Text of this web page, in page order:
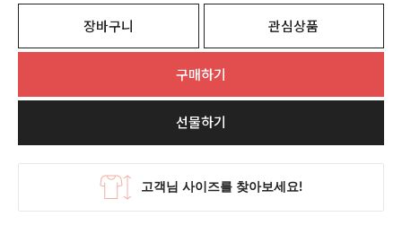
장바구니 관심상품
구매하기
선물하기